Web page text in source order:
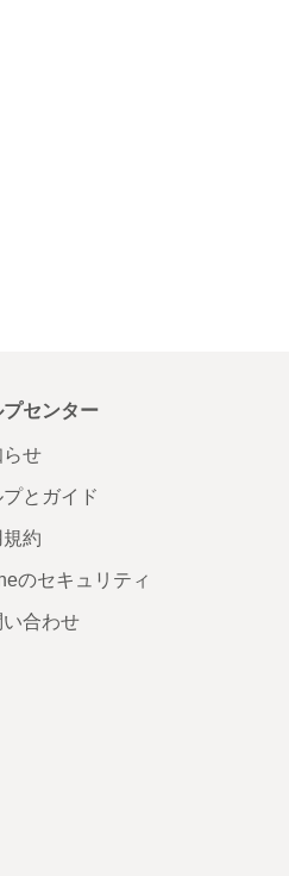
センター
らせ
とガイド
約
のセキュリティ
い合わせ